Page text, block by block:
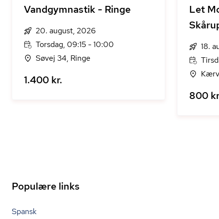
Vandgymnastik - Ringe
20. august, 2026
Torsdag, 09:15 - 10:00
Søvej 34, Ringe
1.400 kr.
Let
18.
800
Populære links
Spansk